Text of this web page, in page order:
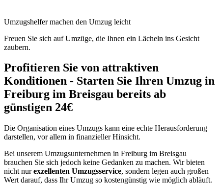
Umzugshelfer machen den Umzug leicht
Freuen Sie sich auf Umzüge, die Ihnen ein Lächeln ins Gesicht
zaubern.
Profitieren Sie von attraktiven
Konditionen - Starten Sie Ihren Umzug in
Freiburg im Breisgau bereits ab
günstigen 24€
Die Organisation eines Umzugs kann eine echte Herausforderung
darstellen, vor allem in finanzieller Hinsicht.
Bei unserem Umzugsunternehmen in Freiburg im Breisgau
brauchen Sie sich jedoch keine Gedanken zu machen. Wir bieten
nicht nurexzellenten Umzugsservice, sondern legen auch großen
Wert darauf, dass Ihr Umzug so kostengünstig wie möglich abläuft.